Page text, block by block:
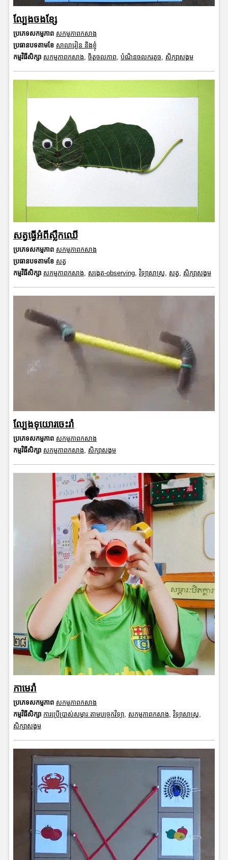
ល្បែងចងខ្សែ
ប្រភេទសកម្មភាព សកម្មភាពកសាង
ប្រធានបទតាមខែ សាលារៀន និងខ្ញុំ
កម្មវិធីសិក្សា សកម្មភាពកសាង ចិត្តចលភាព បំណិនចលករតូច សិក្សាសង្គម
សត្វធ្វើអំពីស្លឹកឈើ
ប្រភេទសកម្មភាព សកម្មភាពកសាង
ប្រធានបទតាមខែ សត្វ
កម្មវិធីសិក្សា សកម្មភាពកសាង, សង្កេត-observing, វិទ្យាសាស្រ្ត, សត្វ, សិក្សាសង្គម
ល្បែងទុយោរចេះរាំ
ប្រភេទសកម្មភាព សកម្មភាពកសាង
កម្មវិធីសិក្សា សកម្មភាពកសាង សិក្សាសង្គម
កាមេរ៉ា
ប្រភេទសកម្មភាព សកម្មភាពកសាង
កម្មវិធីសិក្សា ការប្រើប្រាស់សម្ភារៈតាមបច្ចេកវិទ្យា, សកម្មភាពកសាង វិទ្យាសាស្រ្ត
សិក្សាសង្គម